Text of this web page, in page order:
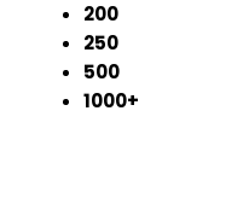
200
250
500
1000+